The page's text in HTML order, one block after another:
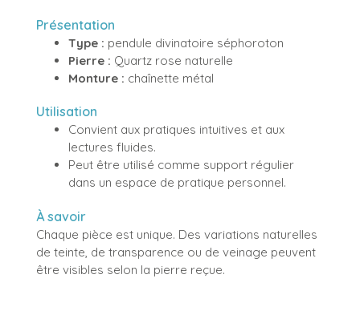
Présentation
Type : pendule divinatoire séphoroton
Pierre : Quartz rose naturelle
Monture : chaînette métal
Utilisation
Convient aux pratiques intuitives et aux
lectures fluides.
Peut être utilisé comme support régulier
dans un espace de pratique personnel.
À savoir
Chaque pièce est unique. Des variations naturelles
de teinte, de transparence ou de veinage peuvent
être visibles selon la pierre reçue.